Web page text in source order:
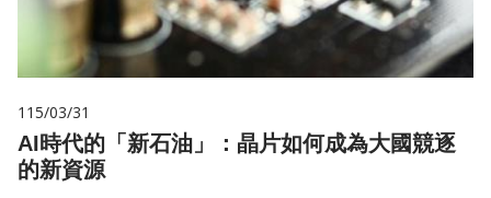
115/03/31
AI時代的「新石油」：晶片如何成為大國競逐
的新資源